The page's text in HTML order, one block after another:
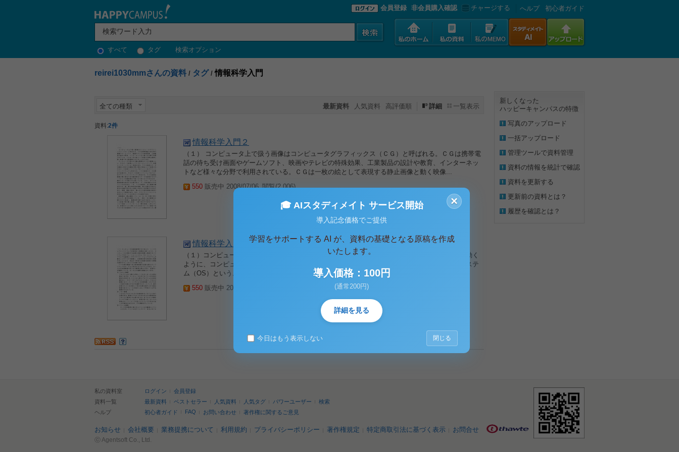
すべて タグ 検索オプション
会員登録 非会員購入確認 チャージする へルプ 初心者ガイド
reirei1030mmさんの資料 / タグ / 情報科学入門
全ての種類 最新資料 人気資料 高評価順 詳細 一覧表示
資料:2件
情報科学入門２
（１） コンピュータ上で扱う画像はコンピュータグラフィックス（ＣＧ）と呼ばれる。ＣＧは携帯電
話の待ち受け画面やゲームソフト、映画やテレビの特殊効果、工業製品の設計や教育、インターネッ
トなど様々な分野で利用されている。ＣＧは一枚の絵として表現する静止画像と動く映像...
550 販売中 2008/07/06 閲覧(2,006)
情報科学入門
（１）コンピュータを稼動運用するにあたり、ハードウェアとソフトウェアが有効かつ効果的に動く
ように、コンピュータの保有する各種の資源を管理し制御するソフトウェアをオペレーションシステ
ム（OS）という。ハードウェアを直接ユーザやアプリケーションプログラムが触ることの...
550 販売中 2008/07/06
新しくなった
ハッピーキャンパスの特徴
写真のアップロード
一括アップロード
管理ツールで資料管理
資料の情報を統計で確認
資料を更新する
更新前の資料とは？
履歴を確認とは？
私の資料室 ログイン
会員登録
資料一覧
最新資料 ベストセラー 人気資料 人気タグ パワーユーザー
検索
ヘルプ
初心者ガイド FAQ お問い合わせ 著作権に関するご意見
お知らせ 会社概要 業務提携について 利用規約 プライバシーポリシー 著作権規定 特定商取引法に基づく表示 お問合せ
ⓒ Agentsoft Co., Ltd.
×
🎓 AIスタディメイト サービス開始
導入記念価格でご提供
学習をサポートする AI が、資料の基礎となる原稿を作成
いたします。
導入価格：100円
(通常200円)
詳細を見る
今日はもう表示しない 閉じる